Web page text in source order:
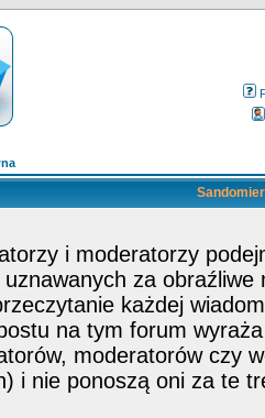
i moderatorzy
za obraźliwe
każdej
na tym forum
moderatorów czy
i nie ponoszą oni za te